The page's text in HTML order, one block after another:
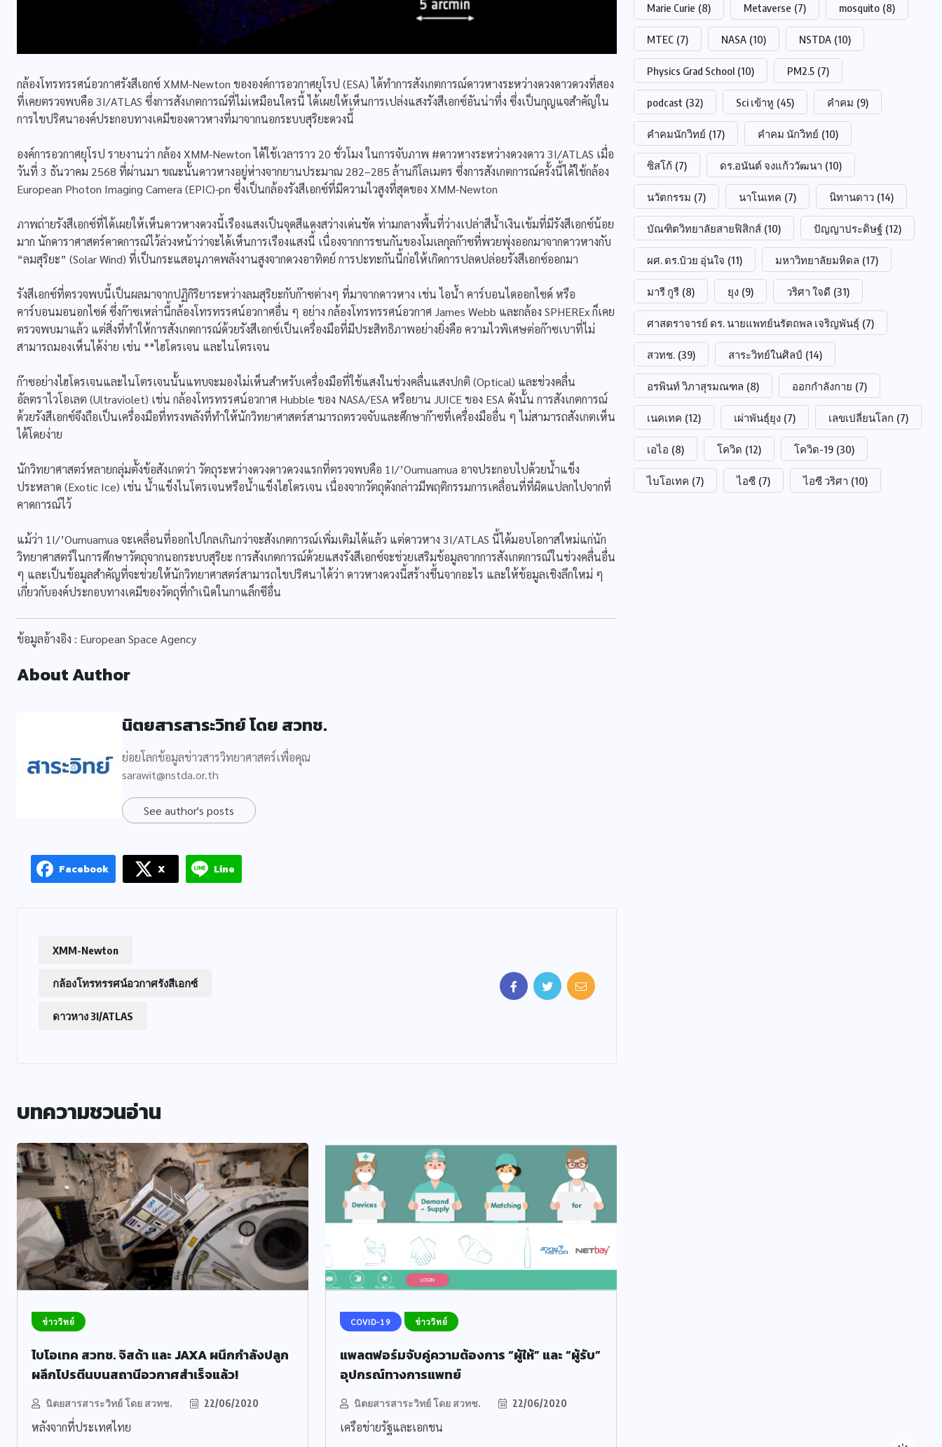
กล้องโทรทรรศน์อวกาศรังสีเอกซ์ XMM-Newton ขององค์การอวกาศยุโรป (ESA) ได้ทำการสังเกตการณ์ดาวหางระหว่างดวงดาวดวงที่สอง
ที่เคยตรวจพบคือ 3I/ATLAS ซึ่งการสังเกตการณ์ที่ไม่เหมือนใครนี้ ได้เผยให้เห็นการเปล่งแสงรังสีเอกซ์อันน่าทึ่ง ซึ่งเป็นกุญแจสำคัญใน
การไขปริศนาองค์ประกอบทางเคมีของดาวหางที่มาจากนอกระบบสุริยะดวงนี้
องค์การอวกาศยุโรป รายงานว่า กล้อง XMM-Newton ได้ใช้เวลาราว 20 ชั่วโมง ในการจับภาพ #ดาวหางระหว่างดวงดาว 3I/ATLAS เมื่อ
วันที่ 3 ธันวาคม 2568 ที่ผ่านมา ขณะนั้นดาวหางอยู่ห่างจากยานประมาณ 282–285 ล้านกิโลเมตร ซึ่งการสังเกตการณ์ครั้งนี้ได้ใช้กล้อง
European Photon Imaging Camera (EPIC)-pn ซึ่งเป็นกล้องรังสีเอกซ์ที่มีความไวสูงที่สุดของ XMM-Newton
ภาพถ่ายรังสีเอกซ์ที่ได้เผยให้เห็นดาวหางดวงนี้เรืองแสงเป็นจุดสีแดงสว่างเด่นชัด ท่ามกลางพื้นที่ว่างเปล่าสีน้ำเงินเข้มที่มีรังสีเอกซ์น้อย
มาก นักดาราศาสตร์คาดการณ์ไว้ล่วงหน้าว่าจะได้เห็นการเรืองแสงนี้ เนื่องจากการชนกันของโมเลกุลก๊าซที่พวยพุ่งออกมาจากดาวหางกับ
“ลมสุริยะ” (Solar Wind) ที่เป็นกระแสอนุภาคพลังงานสูงจากดวงอาทิตย์ การปะทะกันนี้ก่อให้เกิดการปลดปล่อยรังสีเอกซ์ออกมา
รังสีเอกซ์ที่ตรวจพบนี้เป็นผลมาจากปฏิกิริยาระหว่างลมสุริยะกับก๊าซต่างๆ ที่มาจากดาวหาง เช่น ไอน้ำ คาร์บอนไดออกไซด์ หรือ
คาร์บอนมอนอกไซด์ ซึ่งก๊าซเหล่านี้กล้องโทรทรรศน์อวกาศอื่น ๆ อย่าง กล้องโทรทรรศน์อวกาศ James Webb และกล้อง SPHEREx ก็เคย
ตรวจพบมาแล้ว แต่สิ่งที่ทำให้การสังเกตการณ์ด้วยรังสีเอกซ์เป็นเครื่องมือที่มีประสิทธิภาพอย่างยิ่งคือ ความไวพิเศษต่อก๊าซเบาที่ไม่
สามารถมองเห็นได้ง่าย เช่น **ไฮโดรเจน และไนโตรเจน
ก๊าซอย่างไฮโดรเจนและไนโตรเจนนั้นแทบจะมองไม่เห็นสำหรับเครื่องมือที่ใช้แสงในช่วงคลื่นแสงปกติ (Optical) และช่วงคลื่น
อัลตราไวโอเลต (Ultraviolet) เช่น กล้องโทรทรรศน์อวกาศ Hubble ของ NASA/ESA หรือยาน JUICE ของ ESA ดังนั้น การสังเกตการณ์
ด้วยรังสีเอกซ์จึงถือเป็นเครื่องมือที่ทรงพลังที่ทำให้นักวิทยาศาสตร์สามารถตรวจจับและศึกษาก๊าซที่เครื่องมืออื่น ๆ ไม่สามารถสังเกตเห็น
ได้โดยง่าย
นักวิทยาศาสตร์หลายกลุ่มตั้งข้อสังเกตว่า วัตถุระหว่างดวงดาวดวงแรกที่ตรวจพบคือ 1I/’Oumuamua อาจประกอบไปด้วยน้ำแข็ง
ประหลาด (Exotic Ice) เช่น น้ำแข็งไนโตรเจนหรือน้ำแข็งไฮโดรเจน เนื่องจากวัตถุดังกล่าวมีพฤติกรรมการเคลื่อนที่ที่ผิดแปลกไปจากที่
คาดการณ์ไว้
แม้ว่า 1I/’Oumuamua จะเคลื่อนที่ออกไปไกลเกินกว่าจะสังเกตการณ์เพิ่มเติมได้แล้ว แต่ดาวหาง 3I/ATLAS นี้ได้มอบโอกาสใหม่แก่นัก
วิทยาศาสตร์ในการศึกษาวัตถุจากนอกระบบสุริยะ การสังเกตการณ์ด้วยแสงรังสีเอกซ์จะช่วยเสริมข้อมูลจากการสังเกตการณ์ในช่วงคลื่นอื่น
ๆ และเป็นข้อมูลสำคัญที่จะช่วยให้นักวิทยาศาสตร์สามารถไขปริศนาได้ว่า ดาวหางดวงนี้สร้างขึ้นจากอะไร และให้ข้อมูลเชิงลึกใหม่ ๆ
เกี่ยวกับองค์ประกอบทางเคมีของวัตถุที่กำเนิดในกาแล็กซีอื่น
ข้อมูลอ้างอิง : European Space Agency
About Author
นิตยสารสาระวิทย์ โดย สวทช.
ย่อยโลกข้อมูลข่าวสารวิทยาศาสตร์เพื่อคุณ
sarawit@nstda.or.th
See author's posts
Facebook X Line
XMM-Newton
กล้องโทรทรรศน์อวกาศรังสีเอกซ์
ดาวหาง 3I/ATLAS
บทความชวนอ่าน
ข่าววิทย์
ไบโอเทค สวทช. จิสด้า และ JAXA ผนึกกำลังปลูก
ผลึกโปรตีนบนสถานีอวกาศสำเร็จแล้ว!
นิตยสารสาระวิทย์ โดย สวทช. 22/06/2020
หลังจากที่ประเทศไทย
COVID-19 ข่าววิทย์
แพลตฟอร์มจับคู่ความต้องการ “ผู้ให้” และ “ผู้รับ”
อุปกรณ์ทางการแพทย์
นิตยสารสาระวิทย์ โดย สวทช. 22/06/2020
เครือข่ายรัฐและเอกชน
Marie Curie (8) Metaverse (7) mosquito (8)
MTEC (7) NASA (10) NSTDA (10)
Physics Grad School (10) PM2.5 (7)
podcast (32) Sci เข้าหู (45) คำคม (9)
คำคมนักวิทย์ (17) คำคม นักวิทย์ (10)
ซิสโก้ (7) ดร.อนันต์ จงแก้ววัฒนา (10)
นวัตกรรม (7) นาโนเทค (7) นิทานดาว (14)
บัณฑิตวิทยาลัยสายฟิสิกส์ (10) ปัญญาประดิษฐ์ (12)
ผศ. ดร.ป๋วย อุ่นใจ (11) มหาวิทยาลัยมหิดล (17)
มารี กูรี (8) ยุง (9) วริศา ใจดี (31)
ศาสตราจารย์ ดร. นายแพทย์นรัตถพล เจริญพันธุ์ (7)
สวทช. (39) สาระวิทย์ในศิลป์ (14)
อรพินท์ วิภาสุรมณฑล (8) ออกกำลังกาย (7)
เนคเทค (12) เผ่าพันธุ์ยุง (7) เลขเปลี่ยนโลก (7)
เอไอ (8) โควิด (12) โควิด-19 (30)
ไบโอเทค (7) ไอซี (7) ไอซี วริศา (10)